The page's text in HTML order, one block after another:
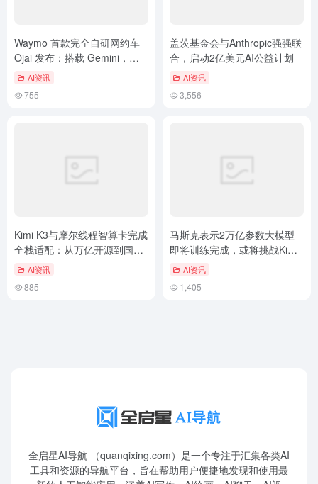
Waymo 首款完全自研网约车
Ojai 发布：搭载 Gemini，三
屏各司其职
AI资讯
755
盖茨基金会与Anthropic强强联
合，启动2亿美元AI公益计划
AI资讯
3,556
Kimi K3与摩尔线程智算卡完成
全栈适配：从万亿开源到国产
算力协同
AI资讯
885
马斯克表示2万亿参数大模型
即将训练完成，或将挑战Kimi
K3性能
AI资讯
1,405
全启星AI导航 （quanqixing.com）是一个专注于汇集各类AI
工具和资源的导航平台，旨在帮助用户便捷地发现和使用最